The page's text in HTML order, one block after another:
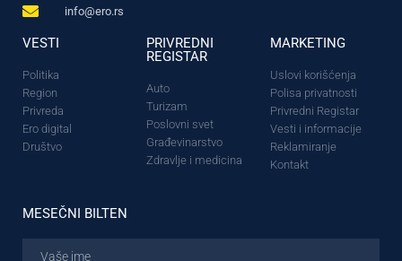
info@ero.rs
VESTI
Politika
Region
Privreda
Ero digital
Društvo
PRIVREDNI
REGISTAR
Auto
Turizam
Poslovni svet
Građevinarstvo
Zdravlje i medicina
MARKETING
Uslovi korišćenja
Polisa privatnosti
Privredni Registar
Vesti i informacije
Reklamiranje
Kontakt
MESEČNI BILTEN